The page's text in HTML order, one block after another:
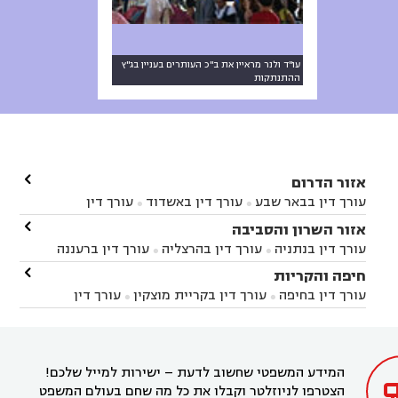
עו"ד ולנר מראיין את ב"כ העותרים בעניין בג"ץ
ההתנתקות
אזור הדרום
עורך דין בבאר שבע  עורך דין באשדוד 
עורך דין
באשקלון
עורך דין בבאר טוביה עורך דין בגן יבנה
עורך דין בניר הבנים עורך דין בערד
זיקים
עורך דין בנתיבות עורך דין בקרית מלאכי

אזור השרון והסביבה
עורך דין בנתניה  עורך דין בהרצליה  עורך דין ברעננה
עורך דין בחדרה עורך דין בכפר סבא
עורך דין בהוד
השרון
עורך דין באבן יהודה
עורך דין בחריש  עורך דין בקיסריה  עורך דין בקדימה

חיפה והקריות
עורך דין בחיפה  עורך דין בקריית מוצקין 
עורך דין
בקרית מוצקין
עורך דין בקריית אתא
עורך דין

המידע המשפטי שחשוב לדעת – ישירות למייל שלכם!
הצטרפו לניוזלטר וקבלו את כל מה שחם בעולם המשפט